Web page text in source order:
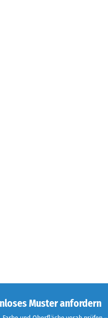
Muster anfordern